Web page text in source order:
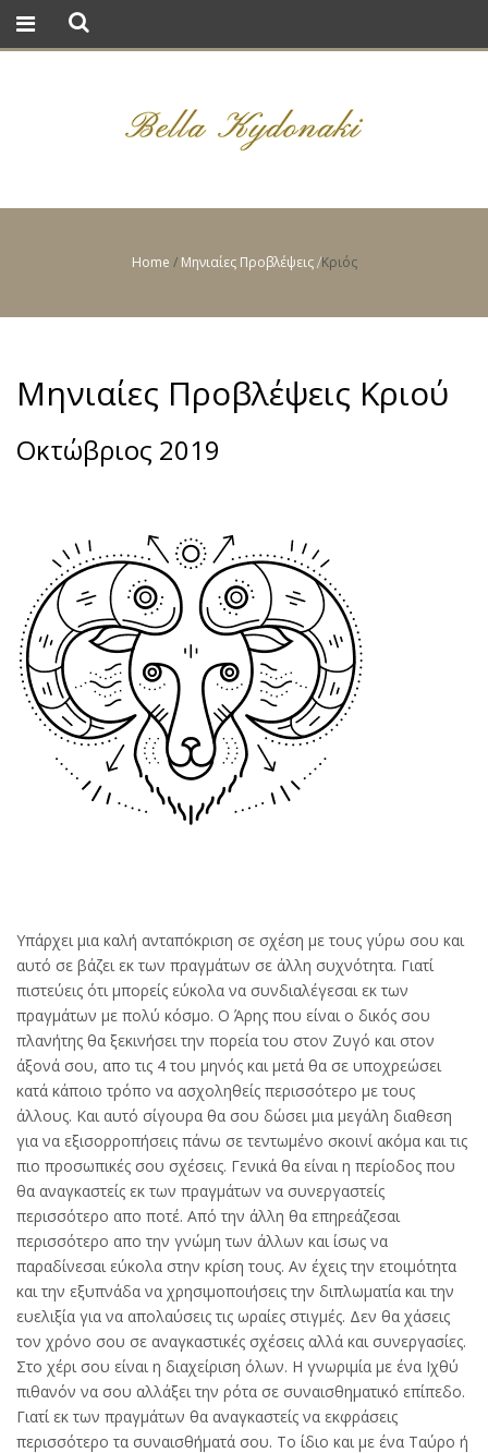
Home / Μηνιαίες Προβλέψεις/Κριός
Μηνιαίες Προβλέψεις Κριού
Οκτώβριος 2019
Υπάρχει μια καλή ανταπόκριση σε σχέση με τους γύρω σου και
αυτό σε βάζει εκ των πραγμάτων σε άλλη συχνότητα. Γιατί
πιστεύεις ότι μπορείς εύκολα να συνδιαλέγεσαι εκ των
πραγμάτων με πολύ κόσμο. Ο Άρης που είναι ο δικός σου
πλανήτης θα ξεκινήσει την πορεία του στον Ζυγό και στον
άξονά σου, απο τις 4 του μηνός και μετά θα σε υποχρεώσει
κατά κάποιο τρόπο να ασχοληθείς περισσότερο με τους
άλλους. Και αυτό σίγουρα θα σου δώσει μια μεγάλη διαθεση
για να εξισορροπήσεις πάνω σε τεντωμένο σκοινί ακόμα και τις
πιο προσωπικές σου σχέσεις. Γενικά θα είναι η περίοδος που
θα αναγκαστείς εκ των πραγμάτων να συνεργαστείς
περισσότερο απο ποτέ. Από την άλλη θα επηρεάζεσαι
περισσότερο απο την γνώμη των άλλων και ίσως να
παραδίνεσαι εύκολα στην κρίση τους. Αν έχεις την ετοιμότητα
και την εξυπνάδα να χρησιμοποιήσεις την διπλωματία και την
ευελιξία για να απολαύσεις τις ωραίες στιγμές. Δεν θα χάσεις
τον χρόνο σου σε αναγκαστικές σχέσεις αλλά και συνεργασίες.
Στο χέρι σου είναι η διαχείριση όλων. Η γνωριμία με ένα Ιχθύ
πιθανόν να σου αλλάξει την ρότα σε συναισθηματικό επίπεδο.
Γιατί εκ των πραγμάτων θα αναγκαστείς να εκφράσεις
περισσότερο τα συναισθήματά σου. Το ίδιο και με ένα Ταύρο ή